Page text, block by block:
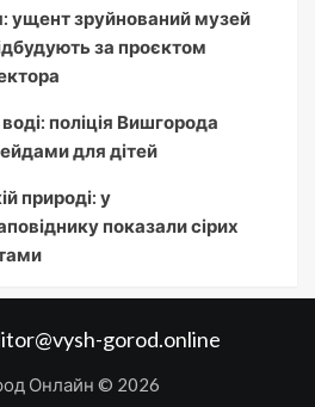
ущент зруйнований музей
за проєктом
поліція Вишгорода
для дітей
природі: у
показали сірих
gorod.online
Онлайн © 2026